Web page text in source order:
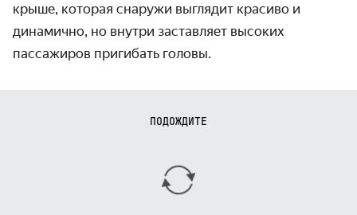
крыше, которая снаружи выглядит красиво и
динамично, но внутри заставляет высоких
пассажиров пригибать головы.
ПОДОЖДИТЕ